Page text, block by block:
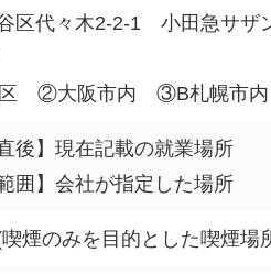
区代々木2-2-1 小田急サザ
②大阪市内 ③B札幌市内
後】現在記載の就業場所
囲】会社が指定した場所
煙のみを目的とした喫煙場